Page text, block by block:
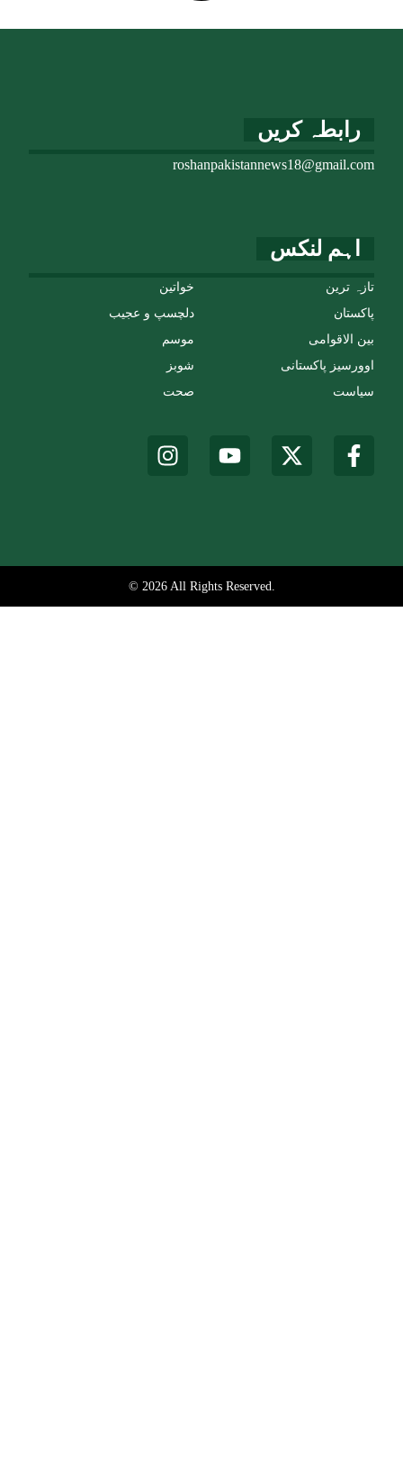
اہم لنکس
خواتین
دلچسپ و عجیب
موسم
شوبز
صحت
تازہ ترین
پاکستان
بین الاقوامی
اوورسیز پاکستانی
سیاست
رابطہ کریں
roshanpakistannews18@gmail.com
© 2026 All Rights Reserved.